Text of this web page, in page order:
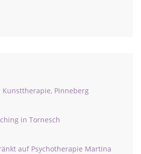
Kunsttherapie, Pinneberg
in Tornesch
auf Psychotherapie Martina